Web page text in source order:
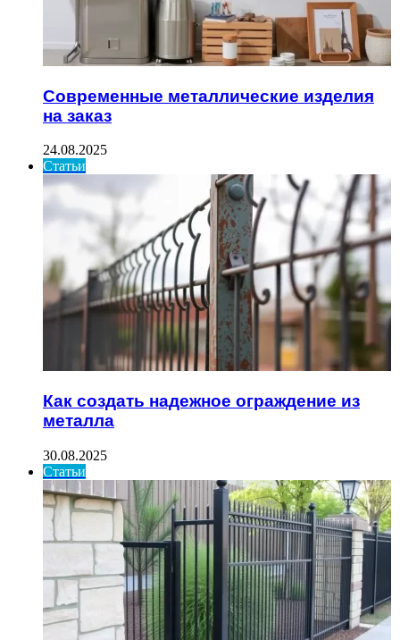
Современные металлические изделия
на заказ
24.08.2025
Статьи
Как создать надежное ограждение из
металла
30.08.2025
Статьи